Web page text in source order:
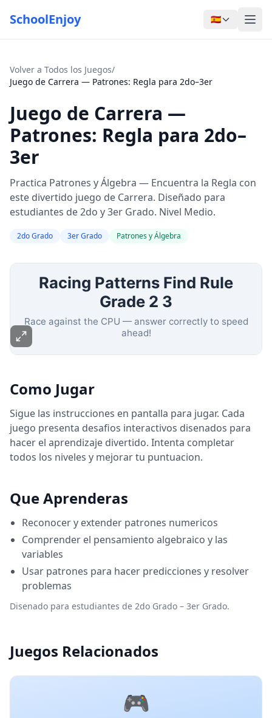
SchoolEnjoy 🇪🇸
Volver a Todos los Juegos/
Juego de Carrera — Patrones: Regla para 2do–3er
Juego de Carrera —
Patrones: Regla para 2do–
3er
Practica Patrones y Álgebra — Encuentra la Regla con
este divertido juego de Carrera. Diseñado para
estudiantes de 2do y 3er Grado. Nivel Medio.
2do Grado 3er Grado Patrones y Álgebra
Como Jugar
Sigue las instrucciones en pantalla para jugar. Cada
juego presenta desafios interactivos disenados para
hacer el aprendizaje divertido. Intenta completar
todos los niveles y mejorar tu puntuacion.
Que Aprenderas
Reconocer y extender patrones numericos
Comprender el pensamiento algebraico y las
variables
Usar patrones para hacer predicciones y resolver
problemas
Disenado para estudiantes de 2do Grado – 3er Grado.
Juegos Relacionados
🎮